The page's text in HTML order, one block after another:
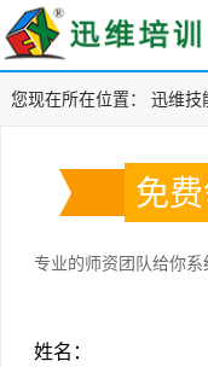
您现在所在位置： 迅维技
免
专业的师资团队给你
姓名：